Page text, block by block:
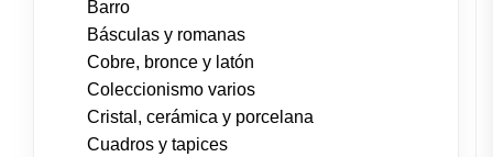
Barro
Básculas y romanas
Cobre, bronce y latón
Coleccionismo varios
Cristal, cerámica y porcelana
Cuadros y tapices